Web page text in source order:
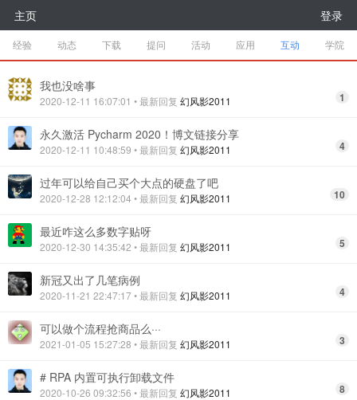
主页 登录
经验 动态 下载 提问 活动 应用 互动 学院
我也没啥事
2020-12-11 16:07:01 • 最新回复 幻风影2011 1
永久激活 Pycharm 2020！博文链接分享
2020-12-11 10:48:59 • 最新回复 幻风影2011 4
过年可以给自己买个大点的硬盘了吧
2020-12-28 12:12:04 • 最新回复 幻风影2011 10
最近咋这么多数字贴呀
2020-12-30 14:35:42 • 最新回复 幻风影2011 5
新冠又出了几笔病例
2020-11-21 22:47:17 • 最新回复 幻风影2011 4
可以做个流程抢商品么···
2021-01-05 15:27:28 • 最新回复 幻风影2011 3
# RPA 内置可执行卸载文件
2020-10-26 09:32:56 • 最新回复 幻风影2011 8